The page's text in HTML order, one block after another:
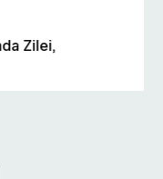
Zilei,